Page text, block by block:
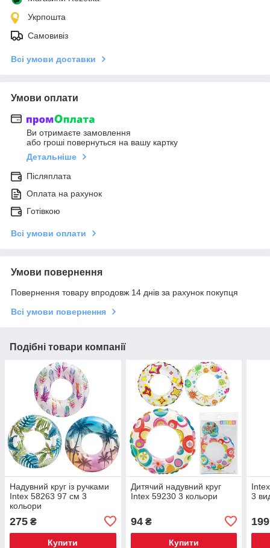
Укрпошта
Самовивіз
Всі умови доставки
Умови оплати
Ви отримаєте замовлення
або гроші повернуться на вашу картку
Детальніше
Післяплата
Оплата на рахунок
Готівкою
Всі умови оплати
Умови повернення
Повернення товару впродовж 14 днів за рахунок покупця
Всі умови повернення
Подібні товари компанії
Надувний круг із ручками
Intex 58263 97 см 3
кольори
275 ₴
Купити
Дитячий надувний круг
Intex 59230 3 кольори
94₴
Купити
3
199